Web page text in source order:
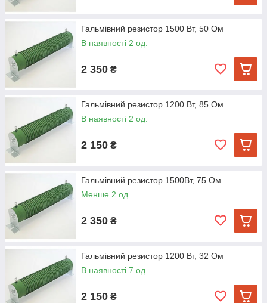
Гальмівний резистор 1500 Вт, 50 Ом
В наявності 2 од.
2 350 ₴
Гальмівний резистор 1200 Вт, 85 Ом
В наявності 2 од.
2 150 ₴
Гальмівний резистор 1500Вт, 75 Ом
Менше 2 од.
2 350 ₴
Гальмівний резистор 1200 Вт, 32 Ом
В наявності 7 од.
2 150 ₴